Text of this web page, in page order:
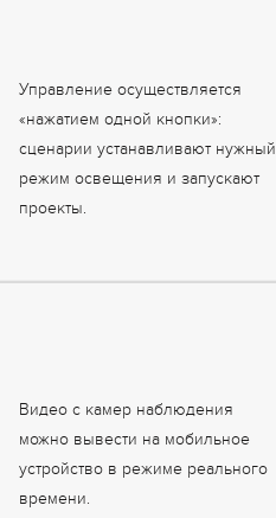
Управление осуществляется
«нажатием одной кнопки»:
сценарии устанавливают нужный
режим освещения и запускают
проекты.
Видео с камер наблюдения
можно вывести на мобильное
устройство в режиме реального
времени.